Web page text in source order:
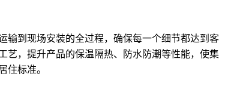
输到现场安装的全过程，确保每一个细节都达到客
艺，提升产品的保温隔热、防水防潮等性能，使集
住标准。